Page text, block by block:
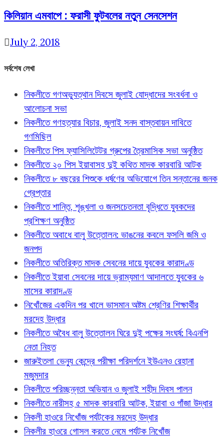
কিলিয়ান এমবাপে : ফরাসী ফুটবলের নতুন সেনসেশন
July 2, 2018
সর্বশেষ লেখা
নিকলীতে গণঅভ্যুত্থান দিবসে জুলাই যোদ্ধাদের সংবর্ধনা ও
আলোচনা সভা
নিকলীতে গণহত্যার বিচার, জুলাই সনদ বাস্তবায়ন দাবিতে
গণমিছিল
নিকলীতে পিস ফ্যাসিলিটেটর গ্রুপের ত্রৈমাসিক সভা অনুষ্ঠিত
নিকলীতে ২০ পিস ইয়াবাসহ দুই কথিত মাদক কারবারি আটক
নিকলীতে ৮ বছরের শিশুকে ধর্ষণের অভিযোগে তিন সন্তানের জনক
গ্রেপ্তার
নিকলীতে শান্তি, শৃঙ্খলা ও জনসচেতনতা বৃদ্ধিতে যুবকদের
প্রশিক্ষণ অনুষ্ঠিত
নিকলীতে অবাধে বালু উত্তোলন: ভাঙনের কবলে ফসলি জমি ও
জনপদ
নিকলীতে অতিরিক্ত মাদক সেবনের দায়ে যুবকের কারাদণ্ড
নিকলীতে ইয়াবা সেবনের দায়ে ভ্রাম্যমাণ আদালতে যুবকের ৬
মাসের কারাদণ্ড
নিখোঁজের একদিন পর খালে ভাসমান অষ্টম শ্রেণির শিক্ষার্থীর
মরদেহ উদ্ধার
নিকলীতে অবৈধ বালু উত্তোলন ঘিরে দুই পক্ষের সংঘর্ষ: বিএনপি
নেতা নিহত
জারুইতলা ভেন্যু কেন্দ্রে পরীক্ষা পরিদর্শনে ইউএনও রেহানা
মজুমদার
নিকলীতে পরিচ্ছন্নতা অভিযান ও জুলাই শহীদ দিবস পালন
নিকলীতে নারীসহ ৫ মাদক কারবারি আটক, ইয়াবা ও গাঁজা উদ্ধার
নিকলী হাওরে নিখোঁজ পর্যটকের মরদেহ উদ্ধার
নিকলীর হাওরে গোসল করতে নেমে পর্যটক নিখোঁজ